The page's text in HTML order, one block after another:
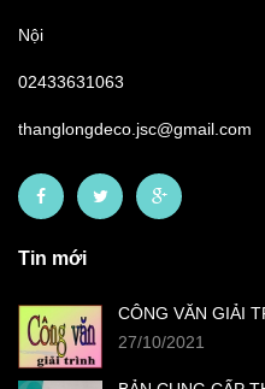
Nội
02433631063
thanglongdeco.jsc@gmail.com
Tin mới
CÔNG VĂN GIẢI
27/10/2021